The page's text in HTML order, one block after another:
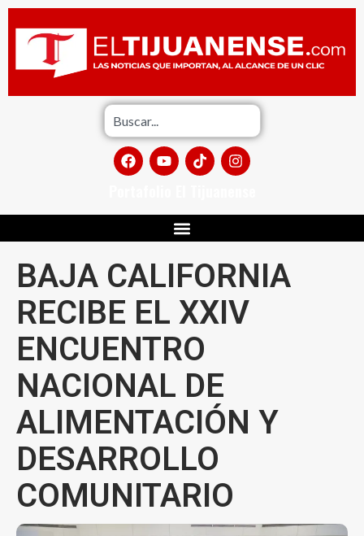
BAJA CALIFORNIA
RECIBE EL XXIV
ENCUENTRO
NACIONAL DE
ALIMENTACIÓN Y
DESARROLLO
COMUNITARIO